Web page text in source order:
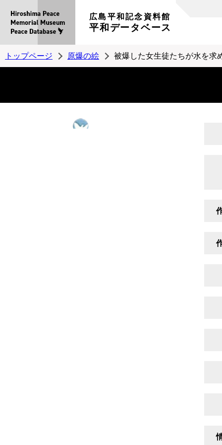
広島平和記念資料館
平和データベース
トップページ 原爆の絵 被爆した女生徒たちが水を求